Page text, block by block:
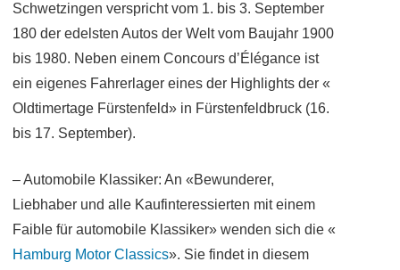
Schwetzingen verspricht vom 1. bis 3. September
180 der edelsten Autos der Welt vom Baujahr 1900
bis 1980. Neben einem Concours d’Élégance ist
ein eigenes Fahrerlager eines der Highlights der «
Oldtimertage Fürstenfeld» in Fürstenfeldbruck (16.
bis 17. September).
– Automobile Klassiker: An «Bewunderer,
Liebhaber und alle Kaufinteressierten mit einem
Faible für automobile Klassiker» wenden sich die «
Hamburg Motor Classics». Sie findet in diesem